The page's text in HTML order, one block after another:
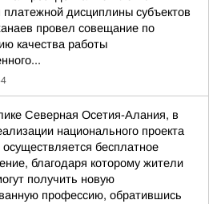
платежной дисциплины субъектов
провел совещание по
качества работы
Северная Осетия-Алания, в
национального проекта
бесплатное
благодаря которому жители
получить новую
профессию, обратившись